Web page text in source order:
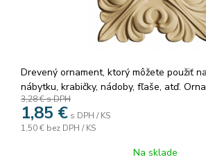
Drevený ornament, ktorý môžete použiť
nábytku, krabičky, nádoby, fľaše, atď.
nahriatí teplovzdušnou pištoľou (alebo
takže ho môžete nalepiť aj na oblé tvary.
rezať, obrúsiť šmirgľom, maľovať.
3,28 €s DPH
1,85 € s DPH / KS
1,50 € bez DPH / KS
Na sklade